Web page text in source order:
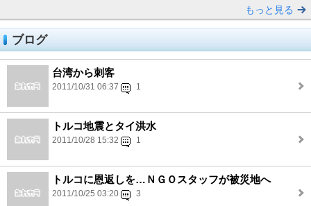
もっと見る
ブログ
台湾から刺客
2011/10/31 06:37 1
トルコ地震とタイ洪水
2011/10/28 15:32 1
トルコに恩返しを…ＮＧＯスタッフが被災地へ
2011/10/25 03:20 3